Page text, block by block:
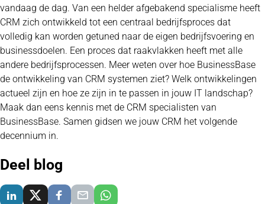
vandaag de dag. Van een helder afgebakend specialisme heeft
CRM zich ontwikkeld tot een centraal bedrijfsproces dat
volledig kan worden getuned naar de eigen bedrijfsvoering en
businessdoelen. Een proces dat raakvlakken heeft met alle
andere bedrijfsprocessen. Meer weten over hoe BusinessBase
de ontwikkeling van CRM systemen ziet? Welk ontwikkelingen
actueel zijn en hoe ze zijn in te passen in jouw IT landschap?
Maak dan eens kennis met de CRM specialisten van
BusinessBase. Samen gidsen we jouw CRM het volgende
decennium in.
Deel blog
Delen via LinkedIn
Delen via XDelen via Facebook
Delen via E-Mail
Delen via WhatsApp